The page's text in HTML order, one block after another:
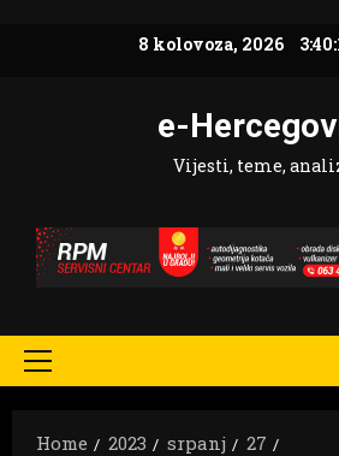
8 kolovoza, 2026
e-
Vijesti, teme,
Primary
Home
2023 srpanj
27